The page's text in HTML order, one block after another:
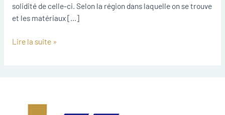
solidité de celle-ci. Selon la région dans laquelle on se trouve
et les matériaux […]
Lire la suite »